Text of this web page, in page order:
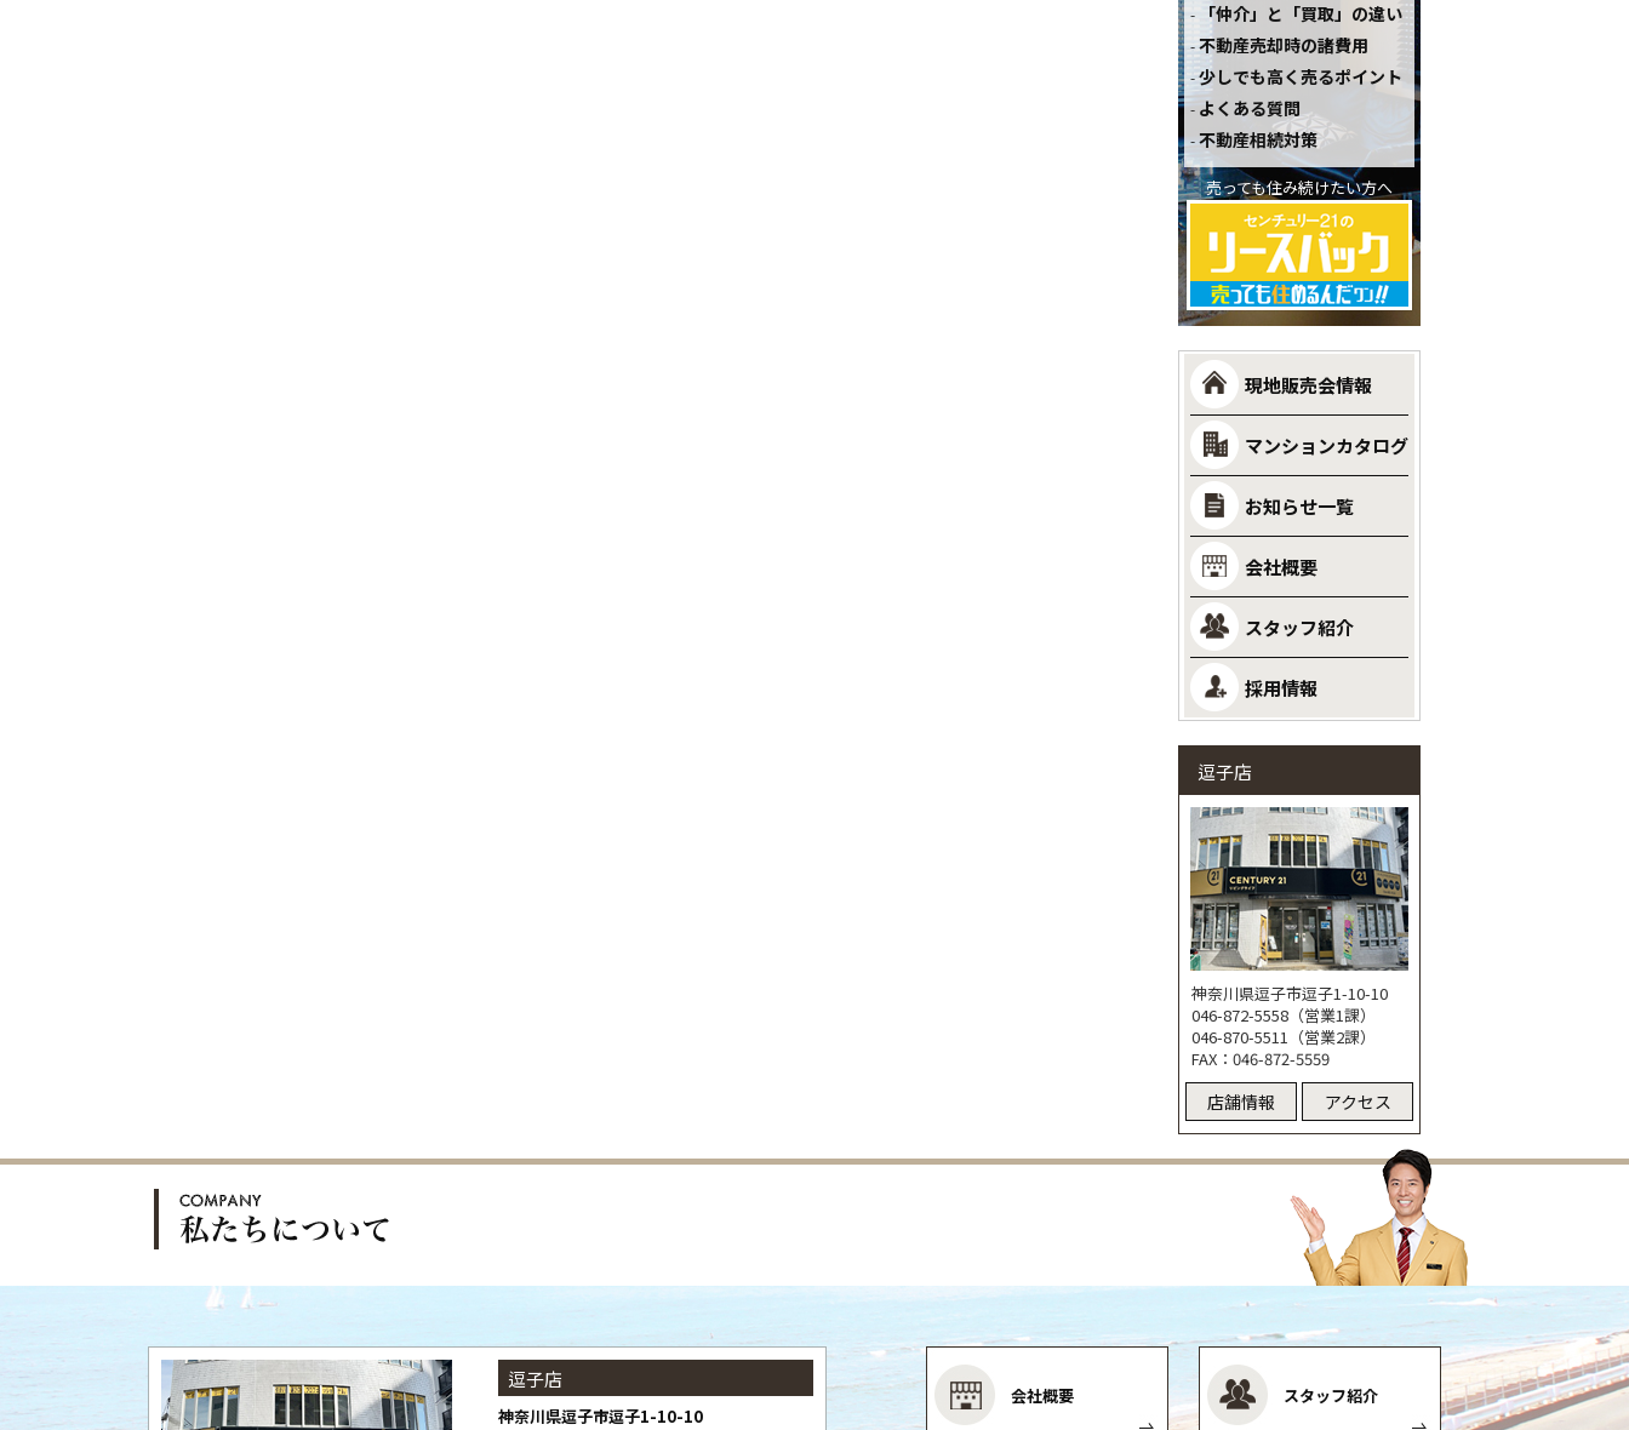
「仲介」と「買取」の違い
不動産売却時の諸費用
少しでも高く売るポイント
よくある質問
不動産相続対策
売っても住み続けたい方へ
現地販売会情報
マンションカタログ
お知らせ一覧
会社概要
スタッフ紹介
採用情報
逗子店
神奈川県逗子市逗子1-10-10
046-872-5558（営業1課）
046-870-5511（営業2課）
FAX：046-872-5559
店舗情報 アクセス
逗子店
神奈川県逗子市逗子1-10-10
会社概要 スタッフ紹介